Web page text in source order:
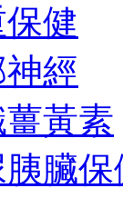
保健
神經
薑黃素
胰臟